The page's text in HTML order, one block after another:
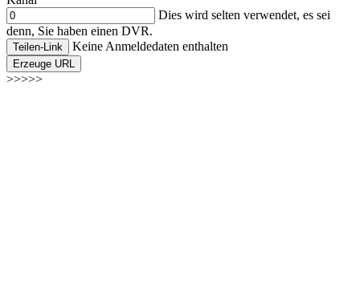
Dies wird selten verwendet, es sei
denn, Sie haben einen DVR.
Teilen-Link Keine Anmeldedaten enthalten
Erzeuge URL
>>>>>